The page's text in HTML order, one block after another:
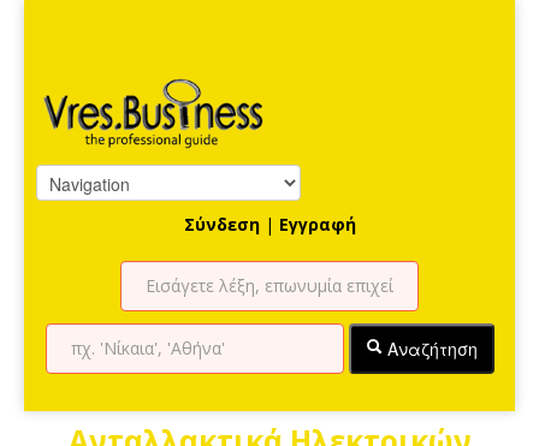
Σύνδεση | Εγγραφή
Αναζήτηση